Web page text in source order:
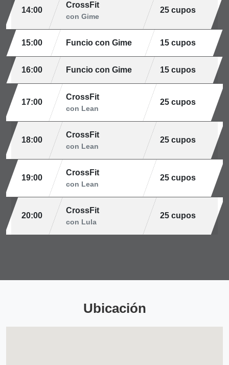
14:00
CrossFit
con Gime
25 cupos
15:00 Funcio con Gime 15 cupos
16:00 Funcio con Gime 15 cupos
17:00
CrossFit
con Lean
25 cupos
18:00
CrossFit
con Lean
25 cupos
19:00
CrossFit
con Lean
25 cupos
20:00
CrossFit
con Lula
25 cupos
Ubicación